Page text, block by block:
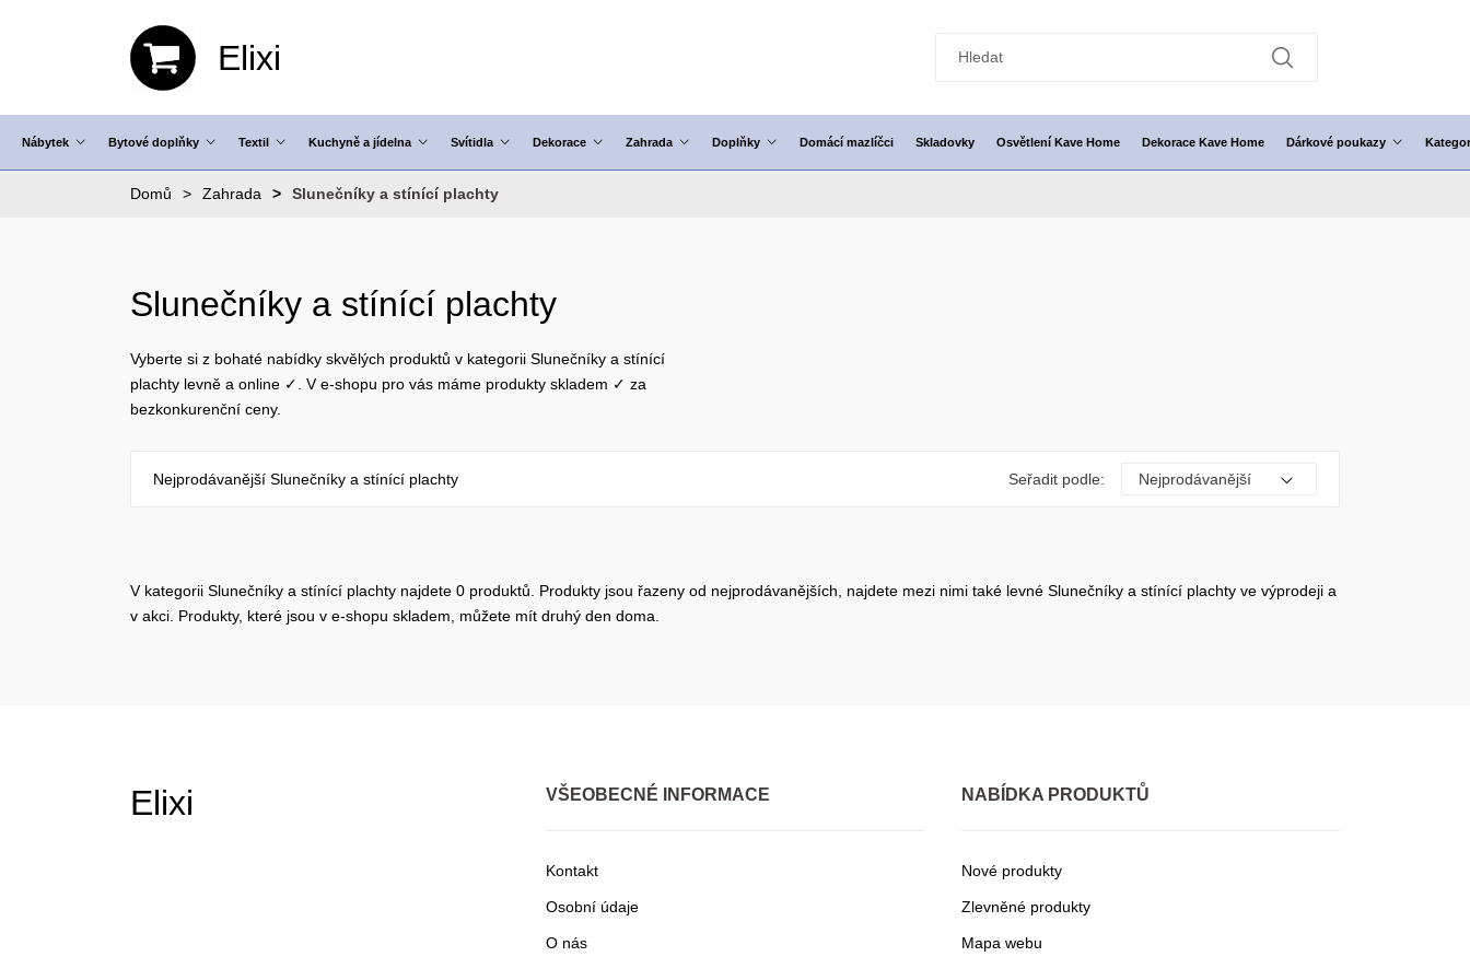
Elixi
Nábytek Bytové doplňky Textil Kuchyně a jídelna Svítidla Dekorace Zahrada Doplňky Domácí mazlíčci Skladovky Osvětlení Kave Home Dekorace Kave Home Dárkové poukazy
Domů Zahrada Slunečníky a stínící plachty
Slunečníky a stínící plachty
Vyberte si z bohaté nabídky skvělých produktů v kategorii Slunečníky a stínící
plachty levně a online ✓. V e-shopu pro vás máme produkty skladem ✓ za
bezkonkurenční ceny.
Nejprodávanější Slunečníky a stínící plachty Seřadit podle:
V kategorii Slunečníky a stínící plachty najdete 0 produktů. Produkty jsou řazeny od nejprodávanějších, najdete mezi nimi také levné Slunečníky a stínící plachty ve výprodeji a
v akci. Produkty, které jsou v e-shopu skladem, můžete mít druhý den doma.
Elixi VŠEOBECNÉ INFORMACE
Kontakt
Osobní údaje
O nás
NABÍDKA PRODUKTŮ
Nové produkty
Zlevněné produkty
Mapa webu